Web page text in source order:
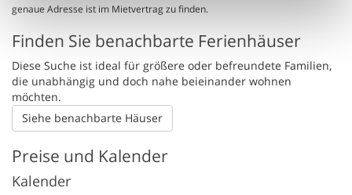
genaue Adresse ist im Mietvertrag zu finden.
Finden Sie benachbarte Ferienhäuser
Diese Suche ist ideal für größere oder befreundete Familien,
die unabhängig und doch nahe beieinander wohnen
möchten.
Siehe benachbarte Häuser
Preise und Kalender
Kalender